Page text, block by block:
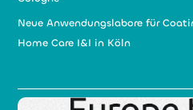
Neue Anwendungslabore für
Home Care I&I in Köln